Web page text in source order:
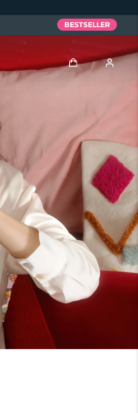
BESTSELLER
Profilo utente
I miei dispositivi
I miei ordini
I miei indirizzi
I miei abbonamenti